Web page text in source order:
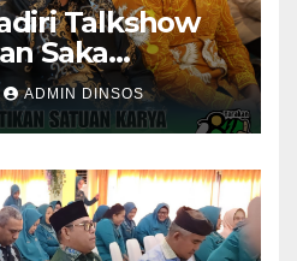
Talkshow
Saka
Narkotika Kota
ADMIN DINSOS